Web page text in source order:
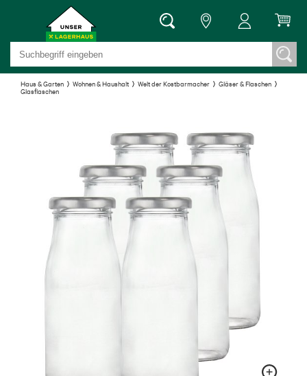
Haus & Garten Wohnen & Haushalt Welt der Kostbarmacher
Gläser & Flaschen
Glasflaschen